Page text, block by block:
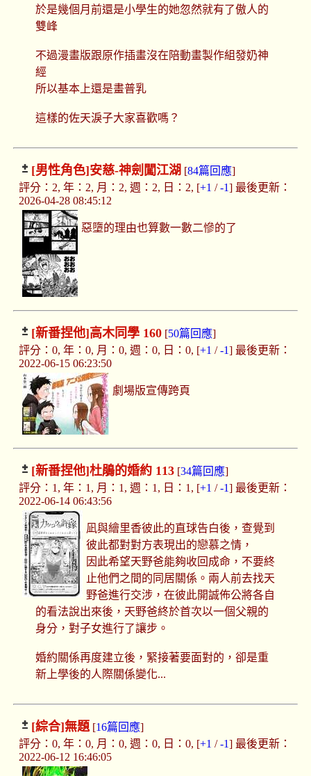
於是幾個月前還是小學生的她忽然就有了傲人的
雙峰
不過漫畫版跟原作插畫沒在陪動畫製作組發奶神
經
所以基本上還是畫普乳
這樣的佐天淚子大家喜歡嗎？
[男性角色]安慈-神劍闖江湖 [84篇回應]
評分：2, 年：2, 月：2, 週：2, 日：2, [+1 /-1] 最後更新：
2026-04-28 08:45:12
惡墮的理由也算數一數二慘的了
[新番捏他]高木同學 160[50篇回應]
評分：0, 年：0, 月：0, 週：0, 日：0, [+1 /-1] 最後更新：
2022-06-15 06:23:50
劇場版宣傳跨頁
[新番捏他]杜鵑的婚約 113[34篇回應]
評分：1, 年：1, 月：1, 週：1, 日：1, [+1 /-1] 最後更新：
2022-06-14 06:43:56
凪與繪里香彼此的直球告白後，查覺到
彼此都對對方表現出的戀慕之情，
因此希望天野爸能夠收回成命，不要終
止他們之間的同居關係。兩人前去找天
野爸進行交涉，在彼此開誠佈公將各自
的看法說出來後，天野爸終於首次以一個父親的
身分，對子女進行了讓步。
婚約關係再度建立後，緊接著要面對的，卻是重
新上學後的人際關係變化...
[綜合]無題[16篇回應]
評分：0, 年：0, 月：0, 週：0, 日：0, [+1 /-1] 最後更新：
2022-06-12 16:46:05